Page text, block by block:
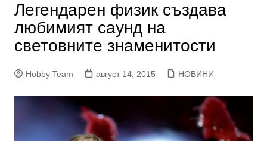
Легендарен физик създава
любимият саунд на
световните знаменитости
Hobby Team август 14, 2015 НОВИНИ